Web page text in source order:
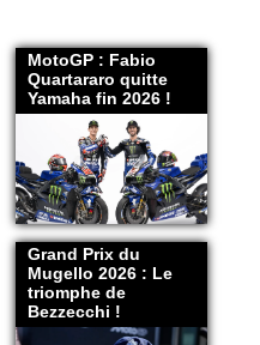
MotoGP : Fabio
Quartararo quitte
Yamaha fin 2026 !
Grand Prix du
Mugello 2026 : Le
triomphe de
Bezzecchi !